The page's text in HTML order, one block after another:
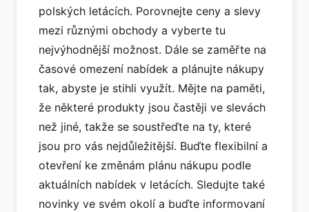
polských letácích. Porovnejte ceny a slevy
mezi různými obchody a vyberte tu
nejvýhodnější možnost. Dále se zaměřte na
časové omezení nabídek a plánujte nákupy
tak, abyste je stihli využít. Mějte na paměti,
že některé produkty jsou častěji ve slevách
než jiné, takže se soustřeďte na ty, které
jsou pro vás nejdůležitější. Buďte flexibilní a
otevření ke změnám plánu nákupu podle
aktuálních nabídek v letácích. Sledujte také
novinky ve svém okolí a buďte informovaní